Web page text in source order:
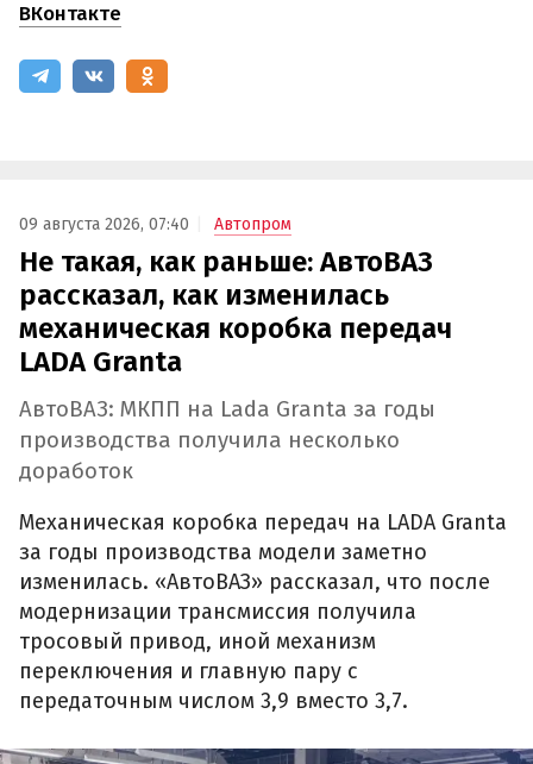
ВКонтакте
09 августа 2026, 07:40 Автопром
Не такая, как раньше: АвтоВАЗ
рассказал, как изменилась
механическая коробка передач
LADA Granta
АвтоВАЗ: МКПП на Lada Granta за годы
производства получила несколько
доработок
Механическая коробка передач на LADA Granta
за годы производства модели заметно
изменилась. «АвтоВАЗ» рассказал, что после
модернизации трансмиссия получила
тросовый привод, иной механизм
переключения и главную пару с
передаточным числом 3,9 вместо 3,7.